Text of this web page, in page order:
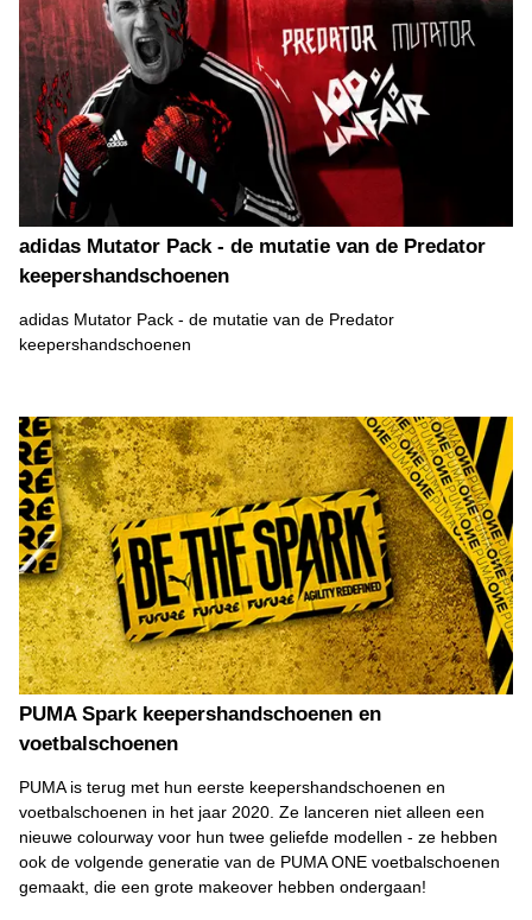
adidas Mutator Pack - de mutatie van de Predator
keepershandschoenen
adidas Mutator Pack - de mutatie van de Predator
keepershandschoenen
PUMA Spark keepershandschoenen en
voetbalschoenen
PUMA is terug met hun eerste keepershandschoenen en
voetbalschoenen in het jaar 2020. Ze lanceren niet alleen een
nieuwe colourway voor hun twee geliefde modellen - ze hebben
ook de volgende generatie van de PUMA ONE voetbalschoenen
gemaakt, die een grote makeover hebben ondergaan!